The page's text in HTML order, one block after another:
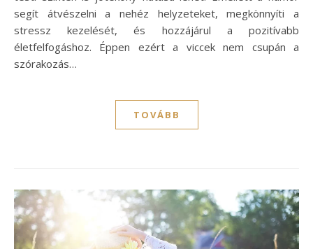
segít átvészelni a nehéz helyzeteket, megkönnyíti a
stressz kezelését, és hozzájárul a pozitívabb
életfelfogáshoz. Éppen ezért a viccek nem csupán a
szórakozás…
TOVÁBB